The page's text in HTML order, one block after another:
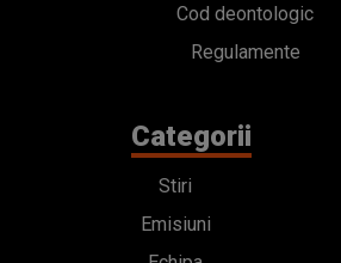
Cod deontologic
Regulamente
Categorii
Stiri
Emisiuni